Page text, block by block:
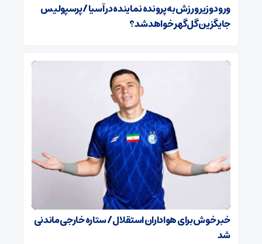
ورود وزیر ورزش به پرونده نماینده در آسیا / پرسپولیس
جایگزین گل‌گهر خواهد شد؟
خبر خوش برای هواداران استقلال / ستاره خارجی ماندنی
شد